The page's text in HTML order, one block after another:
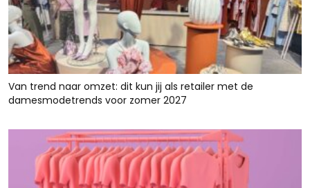
Van trend naar omzet: dit kun jij als retailer met de
damesmodetrends voor zomer 2027